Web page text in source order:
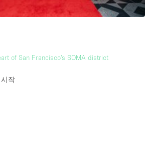
of San Francisco’s SOMA district
작